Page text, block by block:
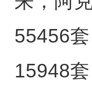
55456
15948